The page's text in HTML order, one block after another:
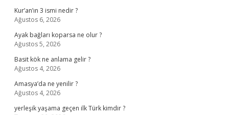
Kur’an’ın 3 ismi nedir ?
Ağustos 6, 2026
Ayak bağları koparsa ne olur ?
Ağustos 5, 2026
Basit kök ne anlama gelir ?
Ağustos 4, 2026
Amasya’da ne yenilir ?
Ağustos 4, 2026
yerleşik yaşama geçen ilk Türk kimdir ?